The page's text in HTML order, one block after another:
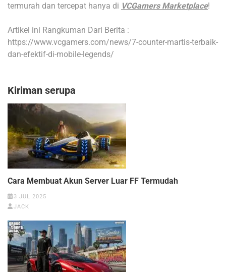
termurah dan tercepat hanya di VCGamers Marketplace!
Artikel ini Rangkuman Dari Berita :
https://www.vcgamers.com/news/7-counter-martis-terbaik-
dan-efektif-di-mobile-legends/
Kiriman serupa
Cara Membuat Akun Server Luar FF Termudah
3 JUL 2025
JACK